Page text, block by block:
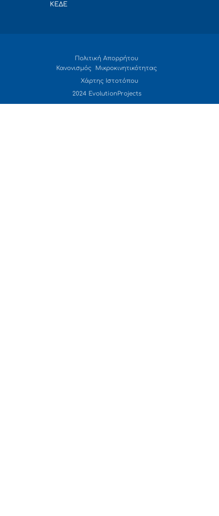
ΚΕΔΕ
Πολιτική Απορρήτου
Κανονισμός Μικροκινητικότητας
Χάρτης Ιστοτόπου
2024 EvolutionProjects